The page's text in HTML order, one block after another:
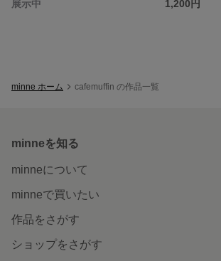
展示中
1,200円
minne ホーム cafemuffin の作品一覧
minneを知る
minneについて
minneで買いたい
作品をさがす
ショップをさがす